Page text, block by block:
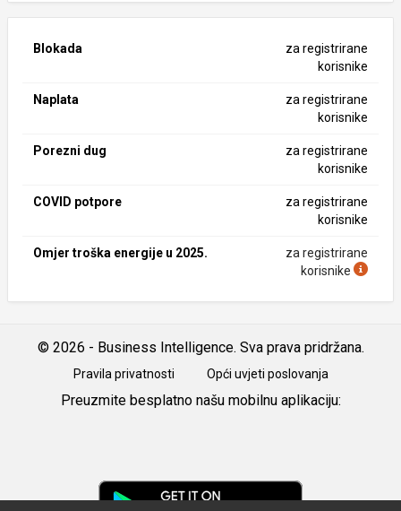
Blokada
za registrirane
korisnike
Naplata
za registrirane
korisnike
Porezni dug
za registrirane
korisnike
COVID potpore
za registrirane
korisnike
Omjer troška energije u 2025.
za registrirane
korisnike
© 2026 - Business Intelligence. Sva prava pridržana.
Pravila privatnosti Opći uvjeti poslovanja
Preuzmite besplatno našu mobilnu aplikaciju: